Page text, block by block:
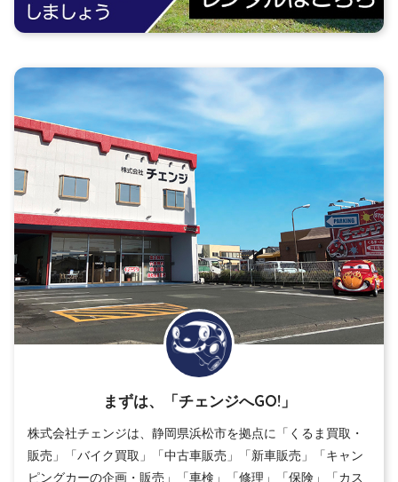
まずは、「チェンジへGO!」
株式会社チェンジは、静岡県浜松市を拠点に「くるま買取・
販売」「バイク買取」「中古車販売」「新車販売」「キャン
ピングカーの企画・販売」「車検」「修理」「保険」「カス